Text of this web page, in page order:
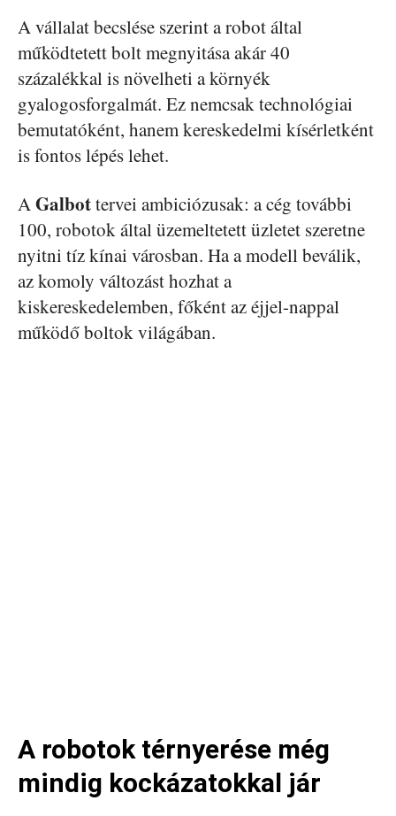
A vállalat becslése szerint a robot által
működtetett bolt megnyitása akár 40
százalékkal is növelheti a környék
gyalogosforgalmát. Ez nemcsak technológiai
bemutatóként, hanem kereskedelmi kísérletként
is fontos lépés lehet.
AGalbottervei ambiciózusak: a cég további
100, robotok által üzemeltetett üzletet szeretne
nyitni tíz kínai városban. Ha a modell beválik,
az komoly változást hozhat a
kiskereskedelemben, főként az éjjel-nappal
működő boltok világában.
A robotok térnyerése még
mindig kockázatokkal jár